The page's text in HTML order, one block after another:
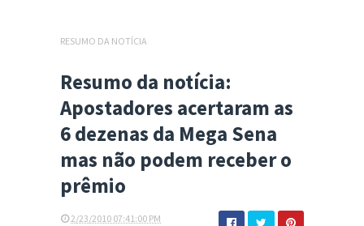
RESUMO DA NOTÍCIA
Resumo da notícia:
Apostadores acertaram as
6 dezenas da Mega Sena
mas não podem receber o
prêmio
2/23/2010 07:41:00 PM